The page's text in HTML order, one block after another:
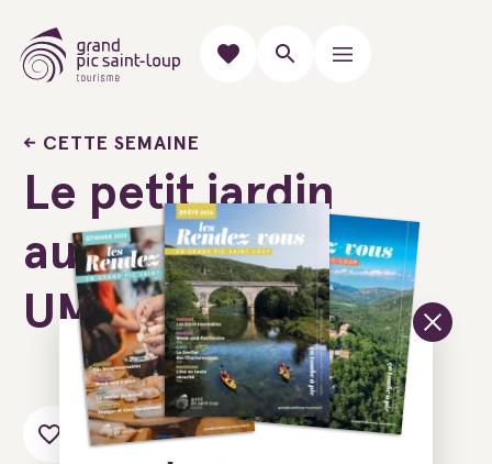
CETTE SEMAINE
Le petit jardin
au Domaine
UMA
Ajouter au carnet de voyage